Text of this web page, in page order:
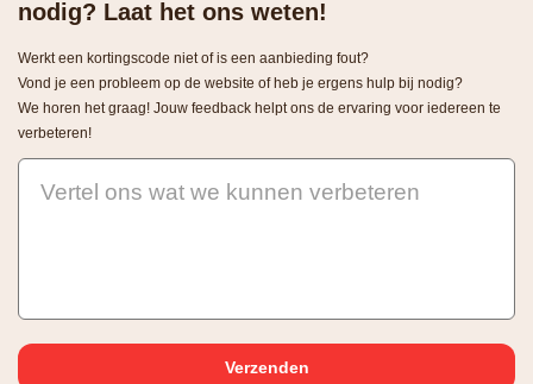
nodig? Laat het ons weten!
Werkt een kortingscode niet of is een aanbieding fout?
Vond je een probleem op de website of heb je ergens hulp bij nodig?
We horen het graag! Jouw feedback helpt ons de ervaring voor iedereen te
verbeteren!
Vertel ons wat we kunnen verbeteren